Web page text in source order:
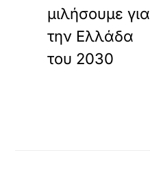
μιλήσουμε για
την Ελλάδα
του 2030